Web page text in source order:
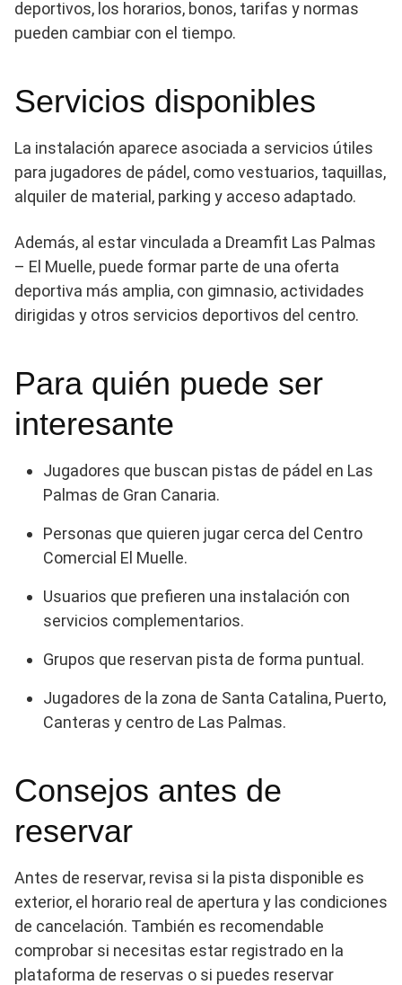
deportivos, los horarios, bonos, tarifas y normas
pueden cambiar con el tiempo.
Servicios disponibles
La instalación aparece asociada a servicios útiles
para jugadores de pádel, como vestuarios, taquillas,
alquiler de material, parking y acceso adaptado.
Además, al estar vinculada a Dreamfit Las Palmas
– El Muelle, puede formar parte de una oferta
deportiva más amplia, con gimnasio, actividades
dirigidas y otros servicios deportivos del centro.
Para quién puede ser
interesante
Jugadores que buscan pistas de pádel en Las
Palmas de Gran Canaria.
Personas que quieren jugar cerca del Centro
Comercial El Muelle.
Usuarios que prefieren una instalación con
servicios complementarios.
Grupos que reservan pista de forma puntual.
Jugadores de la zona de Santa Catalina, Puerto,
Canteras y centro de Las Palmas.
Consejos antes de
reservar
Antes de reservar, revisa si la pista disponible es
exterior, el horario real de apertura y las condiciones
de cancelación. También es recomendable
comprobar si necesitas estar registrado en la
plataforma de reservas o si puedes reservar